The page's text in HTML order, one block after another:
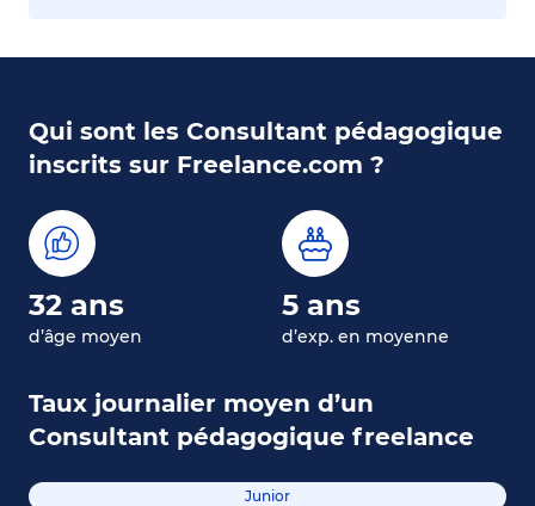
Qui sont les Consultant pédagogique
inscrits sur Freelance.com ?
32 ans
d’âge moyen
5 ans
d’exp. en moyenne
Taux journalier moyen d’un
Consultant pédagogique freelance
Junior